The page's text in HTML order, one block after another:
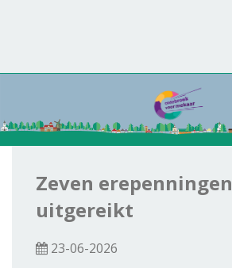
Zeven erepenningen
uitgereikt
23-06-2026